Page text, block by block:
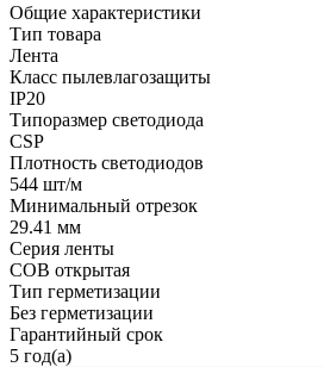
Общие характеристики
Тип товара
Лента
Класс пылевлагозащиты
IP20
Типоразмер светодиода
CSP
Плотность светодиодов
544 шт/м
Минимальный отрезок
29.41 мм
Серия ленты
COB открытая
Тип герметизации
Без герметизации
Гарантийный срок
5 год(а)